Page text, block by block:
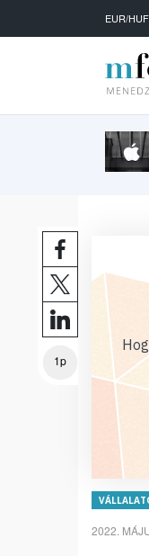
EUR/HUF
1p
2022.